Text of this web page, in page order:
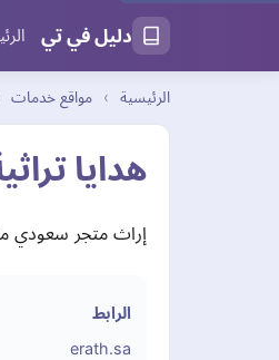
دليل في تي
الرئيسية › مواقع خدمات
هدايا
إراث متجر سعودي
الرابط
erath.sa